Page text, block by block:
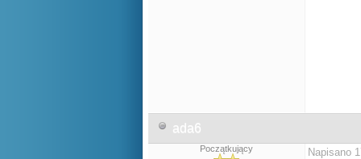
ada6
Początkujący Napisano